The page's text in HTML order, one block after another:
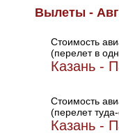
Вылеты -
Стоимость
(перелет в
Казань -
Стоимость
(перелет
Казань -